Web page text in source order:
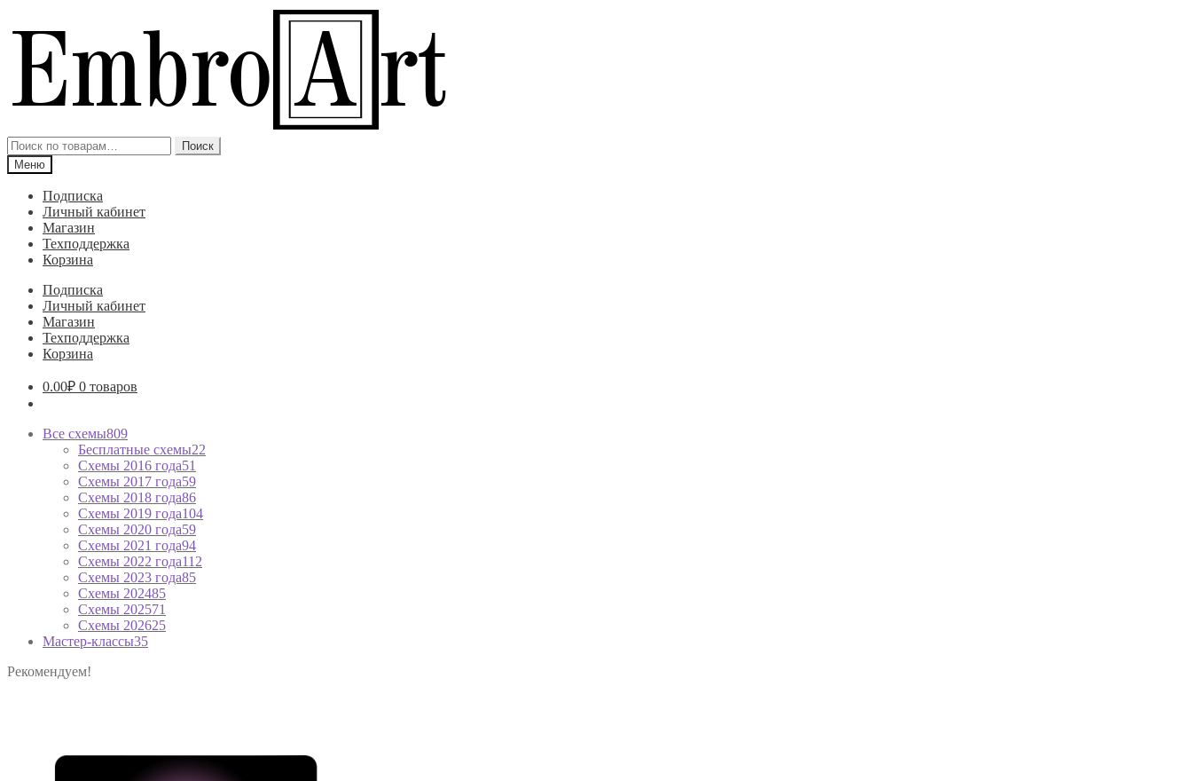
к
навигации
к
содержимому
Искать:
Поиск
Меню
Подписка
Личный кабинет
Магазин
Техподдержка
Корзина
Подписка
Личный кабинет
Магазин
Техподдержка
Корзина
0.00₽ 0 товаров
Все схемы809
Бесплатные схемы22
Схемы 2016 года51
Схемы 2017 года59
Схемы 2018 года86
Схемы 2019 года104
Схемы 2020 года59
Схемы 2021 года94
Схемы 2022 года112
Схемы 2023 года85
Схемы 202485
Схемы 202571
Схемы 202625
Мастер-классы35
Рекомендуем!